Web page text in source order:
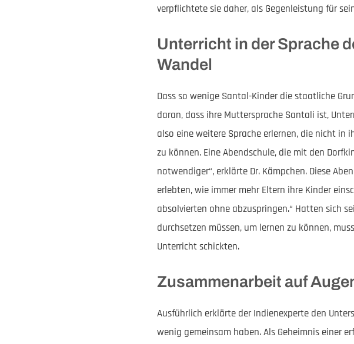
verpflichtete sie daher, als Gegenleistung für
Unterricht in der Sprache
Wandel
Dass so wenige Santal-Kinder die staatliche
daran, dass ihre Muttersprache Santali ist,
also eine weitere Sprache erlernen, die nicht in
zu können. Eine Abendschule, die mit den
notwendiger“, erklärte Dr. Kämpchen. Diese
erlebten, wie immer mehr Eltern ihre Kinder
absolvierten ohne abzuspringen.“ Hatten sich
durchsetzen müssen, um lernen zu können,
Unterricht schickten.
Zusammenarbeit auf
Ausführlich erklärte der Indienexperte den
wenig gemeinsam haben. Als Geheimnis einer